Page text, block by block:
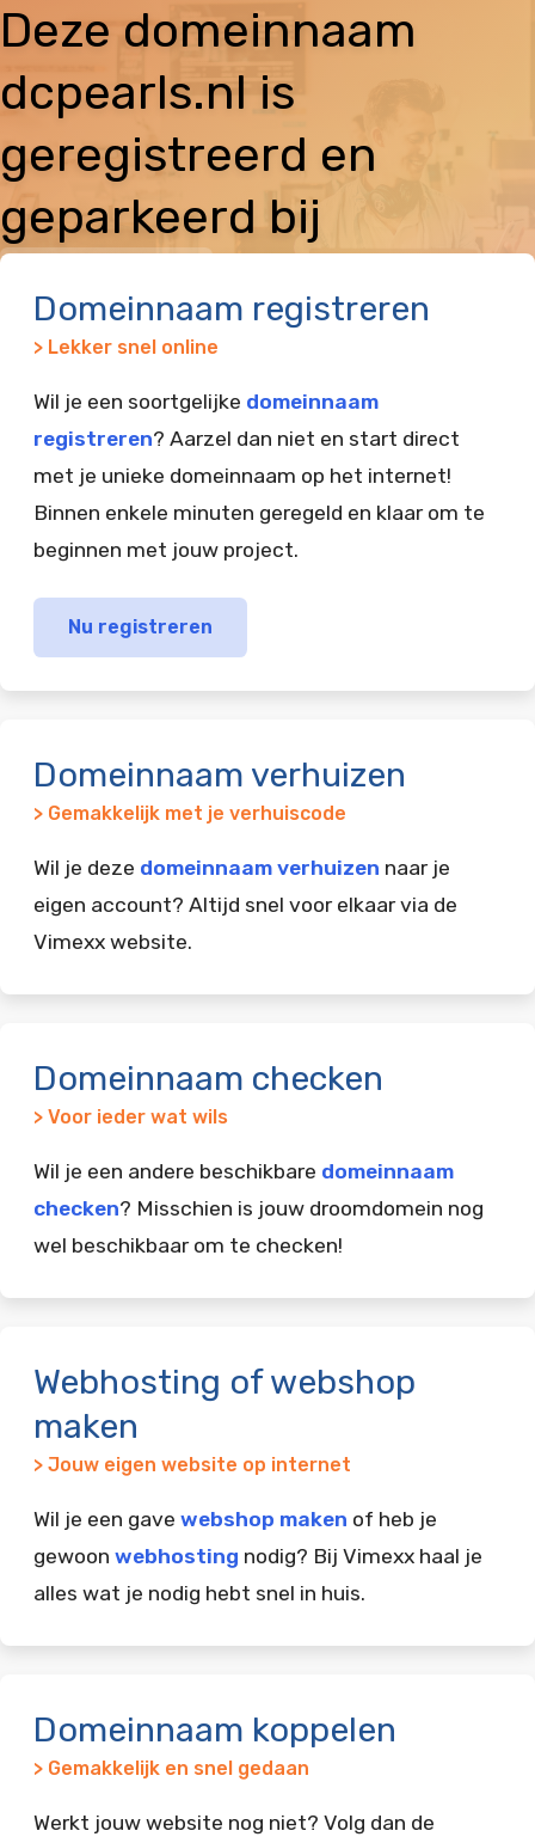
Deze domeinnaam
dcpearls.nl is
geregistreerd en
geparkeerd bij
Domeinnaam registreren
> Lekker snel online
Wil je een soortgelijke domeinnaam
registreren? Aarzel dan niet en start direct
met je unieke domeinnaam op het internet!
Binnen enkele minuten geregeld en klaar om te
beginnen met jouw project.
Nu registreren
Domeinnaam verhuizen
> Gemakkelijk met je verhuiscode
Wil je deze domeinnaam verhuizen naar je
eigen account? Altijd snel voor elkaar via de
Vimexx website.
Domeinnaam checken
> Voor ieder wat wils
Wil je een andere beschikbare domeinnaam
checken? Misschien is jouw droomdomein nog
wel beschikbaar om te checken!
Webhosting of webshop
maken
> Jouw eigen website op internet
Wil je een gave webshop maken of heb je
gewoon webhosting nodig? Bij Vimexx haal je
alles wat je nodig hebt snel in huis.
Domeinnaam koppelen
> Gemakkelijk en snel gedaan
Werkt jouw website nog niet? Volg dan de